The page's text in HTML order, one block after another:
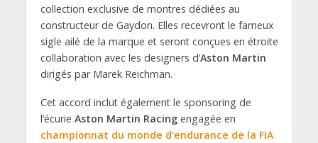
collection exclusive de montres dédiées au
constructeur de Gaydon. Elles recevront le fameux
sigle ailé de la marque et seront conçues en étroite
collaboration avec les designers d’Aston Martin
dirigés par Marek Reichman.
Cet accord inclut également le sponsoring de
l’écurie Aston Martin Racingengagée en
championnat du monde d’endurance de la FIA